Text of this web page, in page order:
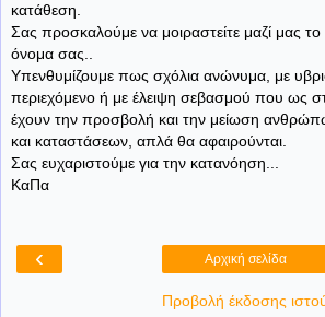
κατάθεση.
Σας προσκαλούμε να μοιραστείτε μαζί μας το
όνομα σας..
Υπενθυμίζουμε πως σχόλια ανώνυμα, με
περιεχόμενο ή με έλειψη σεβασμού που ως
έχουν την προσβολή και την μείωση
και καταστάσεων, απλά θα αφαιρούνται.
Σας ευχαριστούμε για την κατανόηση...
ΚαΠα
‹ Αρχική σελίδα
Προβολή έκδοσης